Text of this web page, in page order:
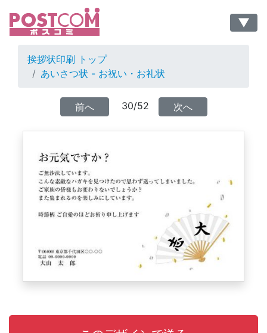
▼
挨拶状印刷 トップ
あいさつ状 - お祝い・お礼状
30/52